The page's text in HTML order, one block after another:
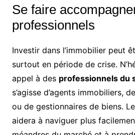
Se faire
professionnels
Investir dans l’immobilier peut
surtout en période de crise.
appel à des professionnels du
s’agisse d’agents immobiliers,
ou de gestionnaires de biens.
aidera à naviguer plus